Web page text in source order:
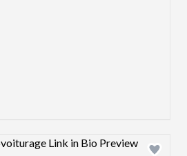
Design preview image